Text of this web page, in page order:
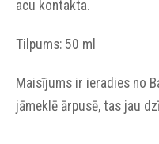
acu kontakta.
Tilpums: 50 ml
Maisījums ir ieradies no
jāmeklē ārpusē, tas jau